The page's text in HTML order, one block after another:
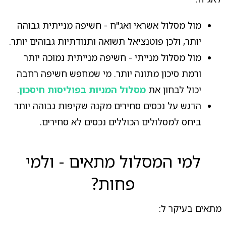
מול מסלול אשראי ואג"ח - חשיפה מנייתית גבוהה
יותר, ולכן פוטנציאל תשואה ותנודתיות גבוהים יותר.
מול מסלול מנייתי - חשיפה מנייתית נמוכה יותר
ורמת סיכון מתונה יותר. מי שמחפש חשיפה רחבה
יכול לבחון את מסלול המניות בפוליסות חיסכון.
הדגש על נכסים סחירים מקנה שקיפות גבוהה יותר
ביחס למסלולים הכוללים נכסים לא סחירים.
למי המסלול מתאים - ולמי
פחות?
מתאים בעיקר ל: